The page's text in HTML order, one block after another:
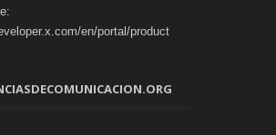
en/portal/product